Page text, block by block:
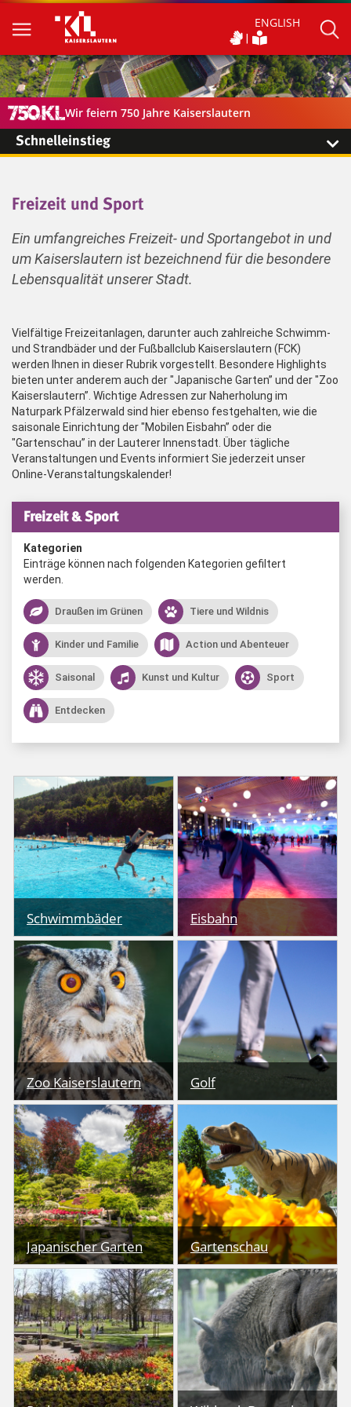
ENGLISH
Wir feiern 750 Jahre Kaiserslautern
Schnelleinstieg
Freizeit und Sport
Ein umfangreiches Freizeit- und Sportangebot in und
um Kaiserslautern ist bezeichnend für die besondere
Lebensqualität unserer Stadt.
Vielfältige Freizeitanlagen, darunter auch zahlreiche Schwimm-
und Strandbäder und der Fußballclub Kaiserslautern (FCK)
werden Ihnen in dieser Rubrik vorgestellt. Besondere Highlights
bieten unter anderem auch der "Japanische Garten” und der "Zoo
Kaiserslautern”. Wichtige Adressen zur Naherholung im
Naturpark Pfälzerwald sind hier ebenso festgehalten, wie die
saisonale Einrichtung der "Mobilen Eisbahn” oder die
"Gartenschau” in der Lauterer Innenstadt. Über tägliche
Veranstaltungen und Events informiert Sie jederzeit unser
Online-Veranstaltungskalender!
Freizeit & Sport
Kategorien
Einträge können nach folgenden Kategorien gefiltert
werden.
Draußen im Grünen Tiere und Wildnis
Kinder und Familie Action und Abenteuer
Saisonal Kunst und Kultur Sport
Entdecken
Schwimmbäder
Ob Erlebnisbad, See oder
Freibad: Hier finden Sie
für jeden das passende
Schwimmbad.
Schwimmbäder Eisbahn
Auch in diesem Jahr
erwartet euch wieder ein
zauberhaftes
Eislaufvergnügen auf
dem Messeplatz.
Zoo Kaiserslautern
Eine Oase der Ruhe, in
der man Natur erleben,
Erholung spüren und viel
Wissenswertes erfahren
kann.
Zoo Kaiserslautern Golf
Rund um Kaiserslautern
finden sich viele
Golfanlagen auf denen
hervorragend Golf
gespielt werden kann.
Golf
Japanischer Garten
Der Japanische Garten
Kaiserslautern zählt zu
den größten seiner Art in
Europa.
Japanischer Garten Gartenschau
Der perfekte Ort im
Grünen um mit der
ganzen Familie
auszuspannen.
Gartenschau
Der Volks- und der
Stadtpark bringen die
Natur zurück in die
Stadt.
Das Wildfreigehege
ermöglicht Wildarten zu
beobachten, die bei uns
in freier Wildbahn
vorkommen.